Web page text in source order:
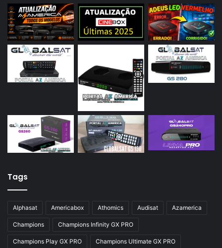
Tags
Alphasat Americabox Athomics Audisat Azamerica
Champions Champions Infinity GX PRO
Champions Play GX PRO Champions Ultimate GX PRO